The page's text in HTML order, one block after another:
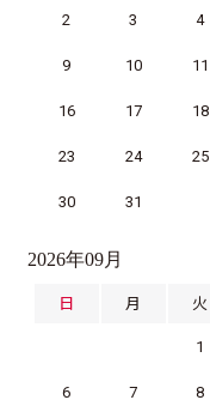
2 3 4
9 10 11
16 17 18
23 24 25
30 31
2026年09月
日 月 火
1
6 7 8